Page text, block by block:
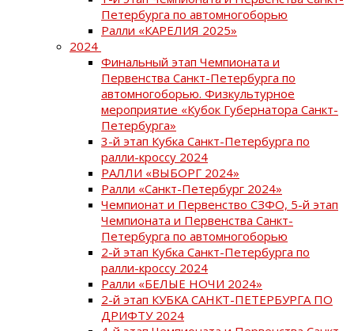
Петербурга по автомногоборью
Ралли «КАРЕЛИЯ 2025»
2024
Финальный этап Чемпионата и
Первенства Санкт-Петербурга по
автомногоборью. Физкультурное
мероприятие «Кубок Губернатора Санкт-
Петербурга»
3-й этап Кубка Санкт-Петербурга по
ралли-кроссу 2024
РАЛЛИ «ВЫБОРГ 2024»
Ралли «Санкт-Петербург 2024»
Чемпионат и Первенство СЗФО, 5-й этап
Чемпионата и Первенства Санкт-
Петербурга по автомногоборью
2-й этап Кубка Санкт-Петербурга по
ралли-кроссу 2024
Ралли «БЕЛЫЕ НОЧИ 2024»
2-й этап КУБКА САНКТ-ПЕТЕРБУРГА ПО
ДРИФТУ 2024